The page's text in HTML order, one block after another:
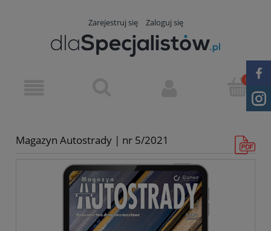
Zarejestruj się Zaloguj się
Magazyn Autostrady | nr 5/2021